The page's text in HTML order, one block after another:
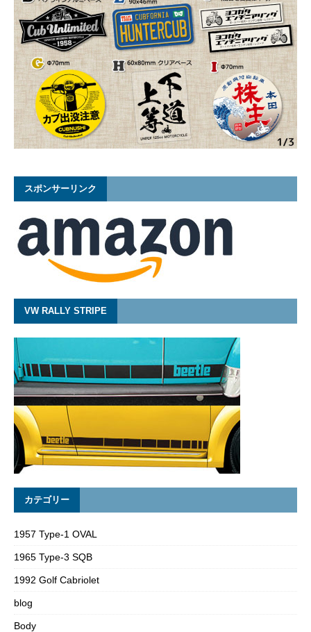
スポンサーリンク
VW RALLY STRIPE
カテゴリー
1957 Type-1 OVAL
1965 Type-3 SQB
1992 Golf Cabriolet
blog
Body